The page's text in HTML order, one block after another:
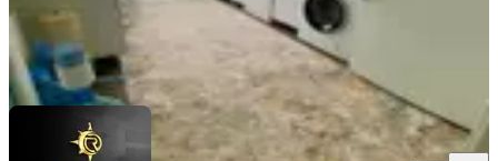
YENİ ROTA İNŞAAT EMLAK Taner B
Ara